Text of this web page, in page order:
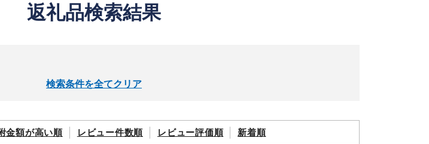
返礼品検索結果
検索条件を全てクリア
金額が高い順 レビュー件数順 レビュー評価順 新着順